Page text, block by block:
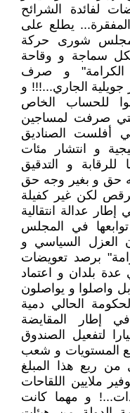
لفائدة الشرائح
المفقرة... يطلع على
شورى حركة
بكل سماجة و وقاحة
و صرف
الجاري...!!! و
للحساب الخاص
صرفت لمساجين
أفلست الصناديق
و انتشار مئات
للرقابة و التدقيق
حق و بغير وجه حق
لكن غير كفيلة
عدالة انتقالية
في المجلس
العزل السياسي و
برصد تعويضات
بلدان و اعتماد
واصلوا و يواصلون
الحالي دمية
إطار المقايضة
الرخيصة برصد3000 مليارا لتفعيل الصندوق
المستويات و شعب
ربع هذا المبلغ
ملايين اللقاحات
و مهما كانت